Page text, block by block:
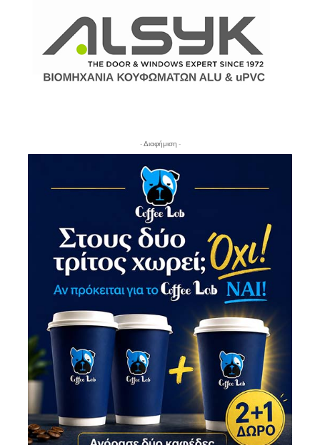
- Διαφήμιση -